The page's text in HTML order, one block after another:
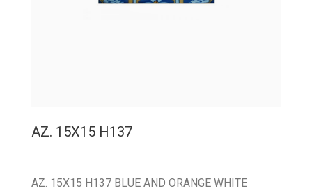
AZ. 15X15 H137
AZ. 15X15 H137 BLUE AND ORANGE WHITE